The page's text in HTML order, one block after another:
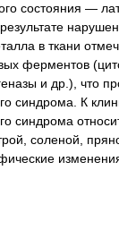
состояния —
в ткани
ферментов
и др.), что
синдрома. К
синдрома
соленой,